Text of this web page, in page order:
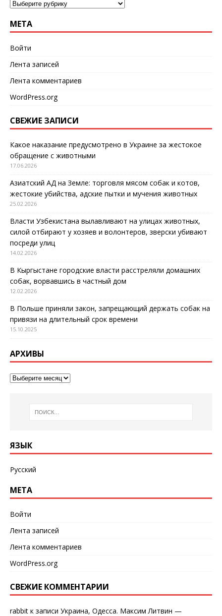
МЕТА
Войти
Лента записей
Лента комментариев
WordPress.org
СВЕЖИЕ ЗАПИСИ
Какое наказание предусмотрено в Украине за жестокое
обращение с животными
17.06.2026
Азиатский АД на Земле: торговля мясом собак и котов,
жестокие убийства, адские пытки и мучения животных
25.02.2026
Власти Узбекистана вылавливают на улицах животных,
силой отбирают у хозяев и волонтеров, зверски убивают
посреди улиц
14.02.2026
В Кыргыстане городские власти расстреляли домашних
собак, ворвавшись в частный дом
12.02.2026
В Польше приняли закон, запрещающий держать собак на
привязи на длительный срок времени
15.10.2025
АРХИВЫ
ЯЗЫК
Русский
МЕТА
Войти
Лента записей
Лента комментариев
WordPress.org
СВЕЖИЕ КОММЕНТАРИИ
rabbit к записи Украина, Одесса. Максим Литвин —